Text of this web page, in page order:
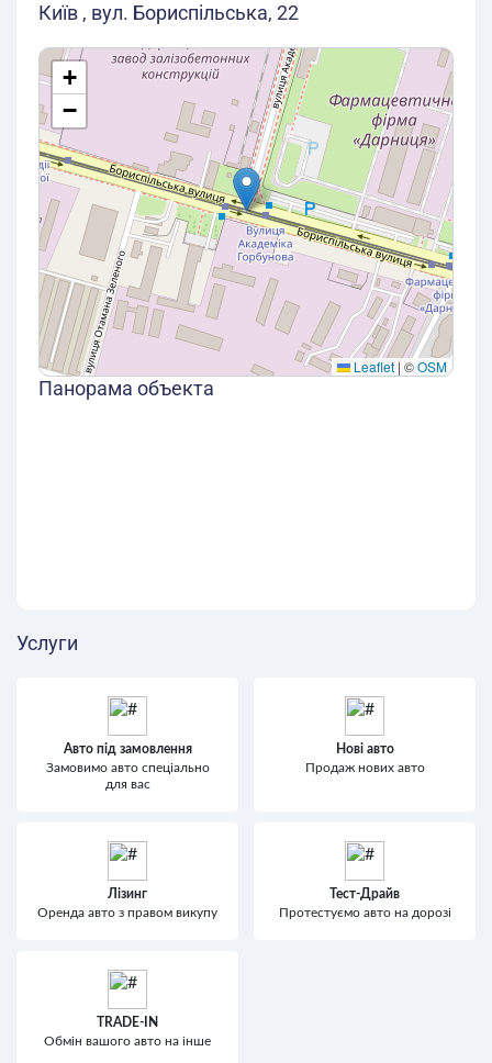
Київ , вул. Бориспільська, 22
+
−
Leaflet | ©OSM
Панорама объекта
Услуги
Авто під замовлення
Замовимо авто спеціально
для вас
Нові авто
Продаж нових авто
Лізинг
Оренда авто з правом викупу
Тест-Драйв
Протестуємо авто на дорозі
TRADE-IN
Обмін вашого авто на інше